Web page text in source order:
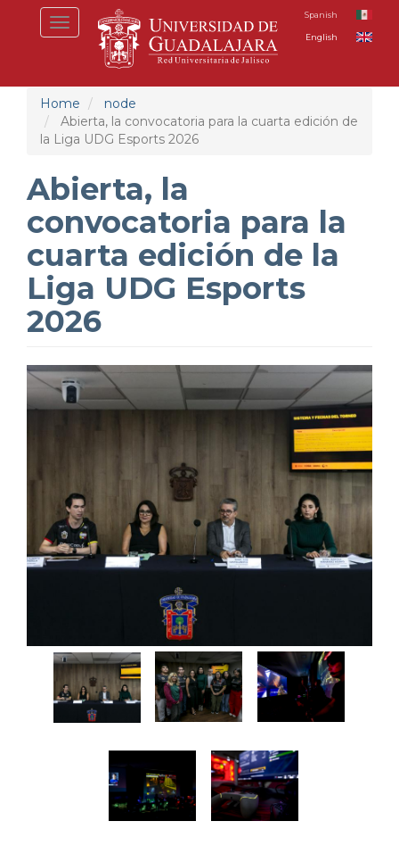
Toggle
navigation
Spanish
English
Home
node
Abierta, la convocatoria para la cuarta edición de
la Liga UDG Esports 2026
Abierta, la
convocatoria para la
cuarta edición de la
Liga UDG Esports
2026